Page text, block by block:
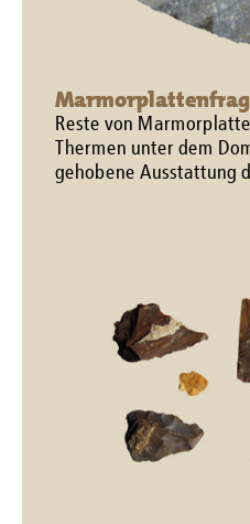
Reste von
Thermen unter dem
gehobene Ausstattung